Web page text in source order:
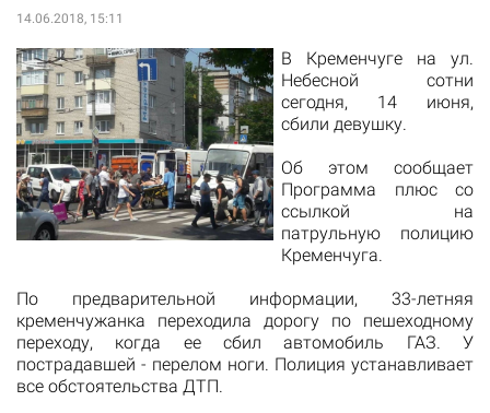
14.06.2018, 15:11
В Кременчуге на ул.
Небесной
сотни
сегодня, 14 июня,
сбили девушку.
Об этом
сообщает
Программа плюссо
ссылкой на
патрульную
полицию
Кременчуга.
По предварительной информации, 33-летняя
кременчужанка переходила дорогу по пешеходному
переходу, когда ее сбил автомобиль ГАЗ. У
пострадавшей - перелом ноги. Полиция устанавливает
все обстоятельства ДТП.